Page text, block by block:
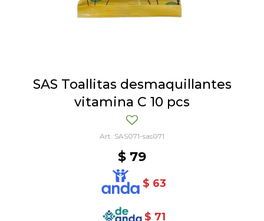
SAS Toallitas desmaquillantes
vitamina C 10 pcs
SAS071-sas071
$ 79
$ 63
$ 71